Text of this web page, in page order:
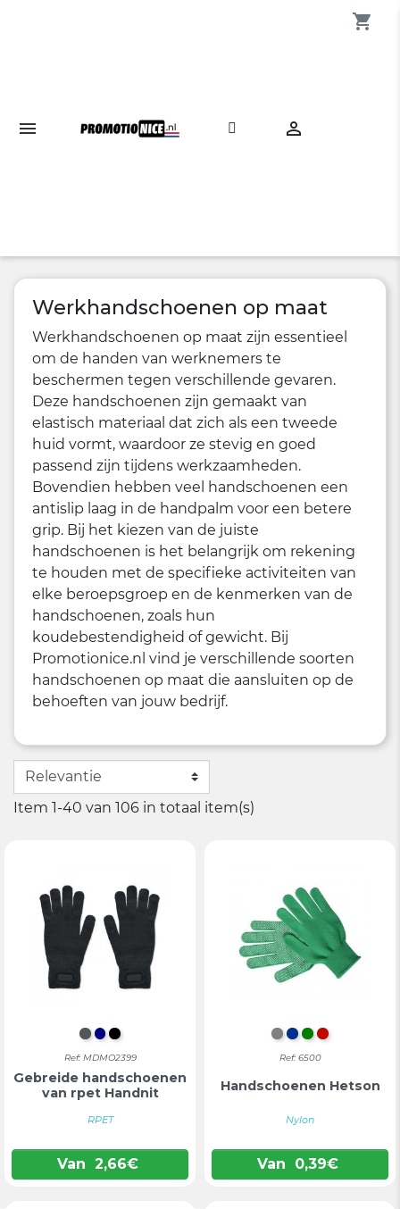

shopping_cart
Werkhandschoenen op maat
Werkhandschoenen op maat zijn essentieel
om de handen van werknemers te
beschermen tegen verschillende gevaren.
Deze handschoenen zijn gemaakt van
elastisch materiaal dat zich als een tweede
huid vormt, waardoor ze stevig en goed
passend zijn tijdens werkzaamheden.
Bovendien hebben veel handschoenen een
antislip laag in de handpalm voor een betere
grip. Bij het kiezen van de juiste
handschoenen is het belangrijk om rekening
te houden met de specifieke activiteiten van
elke beroepsgroep en de kenmerken van de
handschoenen, zoals hun
koudebestendigheid of gewicht. Bij
Promotionice.nl vind je verschillende soorten
handschoenen op maat die aansluiten op de
behoeften van jouw bedrijf.
Item 1-40 van 106 in totaal item(s)
DONKERGRIJS
DONKERBLAUW
ZWART
Ref: MDMO2399
Gebreide handschoenen
van rpet Handnit
RPET
Van 2,66€
GRIJS
BLAUW
GROEN
ROOD
Ref: 6500
Handschoenen Hetson
Nylon
Van 0,39€